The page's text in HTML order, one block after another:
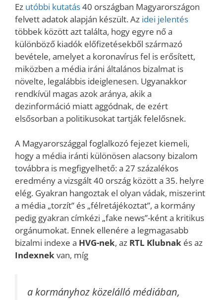
Ez utóbbi kutatás40 országban Magyarországon
felvett adatok alapján készült. Az idei jelentés
többek között azt találta, hogy egyre nő a
különböző kiadók előfizetésekből származó
bevétele, amelyet a koronavírus fel is erősített,
miközben a média iráni általános bizalmat is
növelte, legalábbis ideiglenesen. Ugyanakkor
rendkívül magas azok aránya, akik a
dezinformáció miatt aggódnak, de ezért
elsősorban a politikusokat tartják felelősnek.
A Magyarországgal foglalkozó fejezet kiemeli,
hogy a média iránti különösen alacsony bizalom
továbbra is megfigyelhető: a 27 százalékos
eredmény a vizsgált 40 ország között a 35. helyre
elég. Gyakran hangoztak el olyan vádak, miszerint
a média „torzít” és „félretájékoztat”, a kormány
pedig gyakran címkézi „fake news”-ként a kritikus
orgánumokat. Ennek ellenére a legmagasabb
bizalmi indexe a HVG-nek, az RTL Klubnak és az
Indexnekvan, míg
a kormányhoz közelálló médiában,